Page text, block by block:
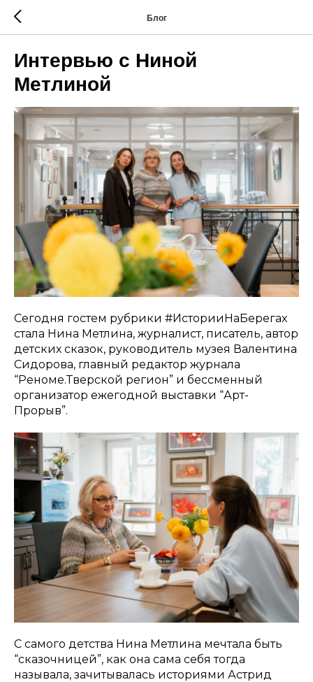
Блог
Интервью с Ниной
Метлиной
Сегодня гостем рубрики #ИсторииНаБерегах
стала Нина Метлина, журналист, писатель, автор
детских сказок, руководитель музея Валентина
Сидорова, главный редактор журнала
“Реноме.Тверской регион” и бессменный
организатор ежегодной выставки “Арт-
Прорыв”.
С самого детства Нина Метлина мечтала быть
“сказочницей”, как она сама себя тогда
называла, зачитывалась историями Астрид